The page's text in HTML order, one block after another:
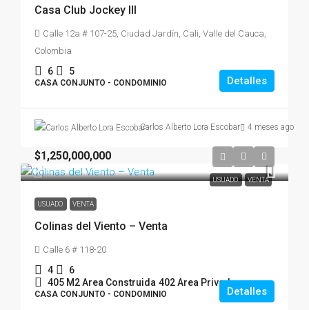
Casa Club Jockey III
Calle 12a # 107-25, Ciudad Jardín, Cali, Valle del Cauca,
Colombia
6 5
CASA CONJUNTO - CONDOMINIO Detalles
Carlos Alberto Lora Escobar 4 meses ago
USUADO VENTA
$1,250,000,000
USUADO VENTA
Colinas del Viento – Venta
Calle 6 # 118-20
4
6
405 M2 Area Construida 402 Area Privada
CASA CONJUNTO - CONDOMINIO Detalles